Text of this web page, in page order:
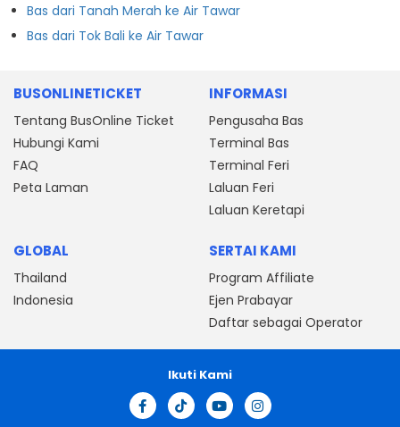
Bas dari Tanah Merah ke Air Tawar
Bas dari Tok Bali ke Air Tawar
BUSONLINETICKET
Tentang BusOnline Ticket
Hubungi Kami
FAQ
Peta Laman
INFORMASI
Pengusaha Bas
Terminal Bas
Terminal Feri
Laluan Feri
Laluan Keretapi
GLOBAL
Thailand
Indonesia
SERTAI KAMI
Program Affiliate
Ejen Prabayar
Daftar sebagai Operator
Ikuti Kami